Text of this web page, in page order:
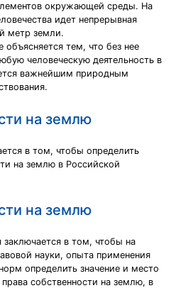
окружающей среды. На
идет непрерывная
метр земли.
тем, что без нее
человеческую деятельность в
важнейшим природным
на землю
в том, чтобы определить
на землю в Российской
на землю
заключается в том, чтобы на
науки, опыта применения
определить значение и место
собственности на землю, в